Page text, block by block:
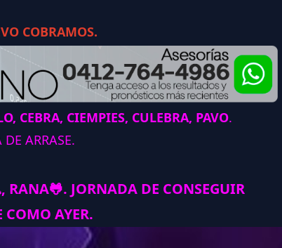
COBRAMOS.
CEBRA, CIEMPIES, CULEBRA, PAVO.
DE ARRASE.
, RANA🐸. JORNADA DE CONSEGUIR
COMO AYER.